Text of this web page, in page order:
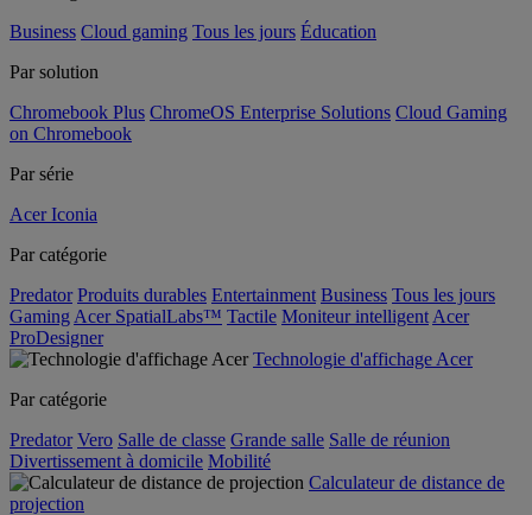
Business Cloud gaming Tous les jours Éducation
Par solution
Chromebook Plus ChromeOS Enterprise Solutions Cloud Gaming
on Chromebook
Par série
Acer Iconia
Par catégorie
Predator Produits durables Entertainment Business Tous les jours
Gaming Acer SpatialLabs™ Tactile Moniteur intelligent Acer
ProDesigner
Technologie d'affichage Acer
Par catégorie
Predator Vero Salle de classe Grande salle Salle de réunion
Divertissement à domicile Mobilité
Calculateur de distance de
projection